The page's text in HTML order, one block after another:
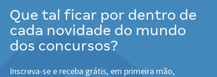
Que tal ficar por dentro de
cada novidade do mundo
dos concursos?
Inscreva-se e receba grátis, em primeira mão,